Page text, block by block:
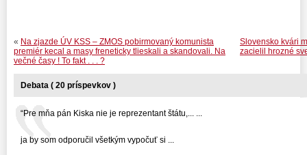
Slovensko kvári
zacielil hrozné
« Na zjazde ÚV KSS – ZMOS pobirmovaný komunista
premiér kecal a masy freneticky tlieskali a skandovali. Na
večné časy ! To fakt . . . ?
Debata ( 20 príspevkov )
“Pre mňa pán Kiska nie je reprezentant štátu,... ...
ja by som odporučil všetkým vypočuť si ...